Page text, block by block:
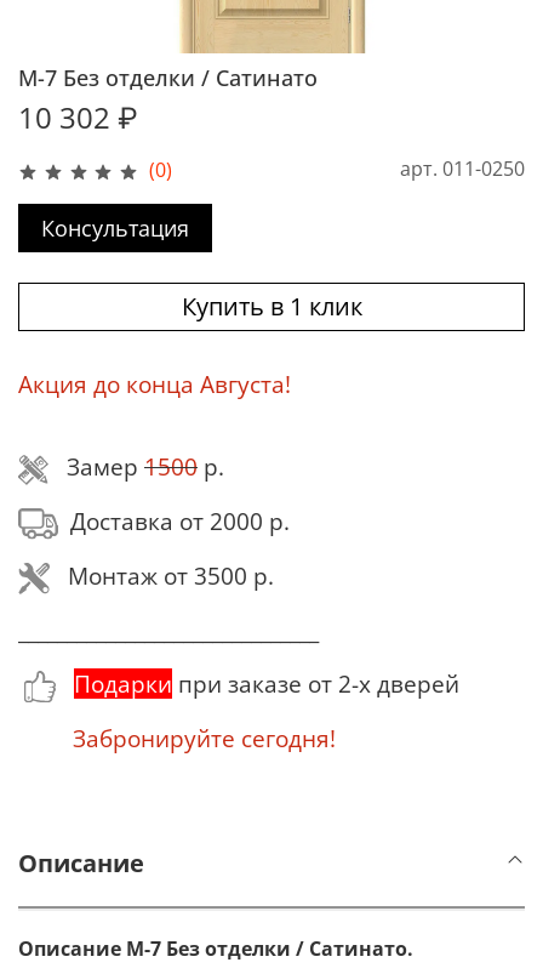
(0) арт. 011-0250
М-7 Без отделки / Сатинато
10 302 ₽
Консультация
Купить в 1 клик
Акция до конца Августа!
Замер 1500 р.
Доставка от 2000 р.
Монтаж от 3500 р.
Подарки при заказе от 2-х дверей
Забронируйте сегодня!
Описание
Описание М-7 Без отделки / Сатинато.